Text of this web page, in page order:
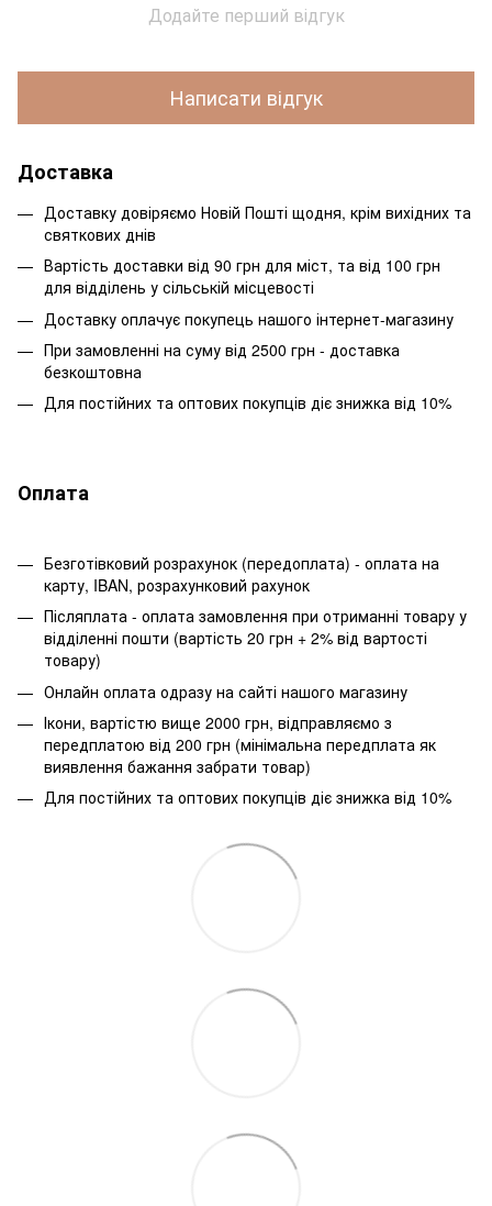
Додайте перший відгук
Написати відгук
Доставка
Доставку довіряємо Новій Пошті щодня, крім вихідних та
святкових днів
Вартість доставки від 90 грн для міст, та від 100 грн
для відділень у сільській місцевості
Доставку оплачує покупець нашого інтернет-магазину
При замовленні на суму від 2500 грн - доставка
безкоштовна
Для постійних та оптових покупців діє знижка від 10%
Оплата
Безготівковий розрахунок (передоплата) - оплата на
карту, IBAN, розрахунковий рахунок
Післяплата - оплата замовлення при отриманні товару у
відділенні пошти (вартість 20 грн + 2% від вартості
товару)
Онлайн оплата одразу на сайті нашого магазину
Ікони, вартістю вище 2000 грн, відправляємо з
передплатою від 200 грн (мінімальна передплата як
виявлення бажання забрати товар)
Для постійних та оптових покупців діє знижка від 10%